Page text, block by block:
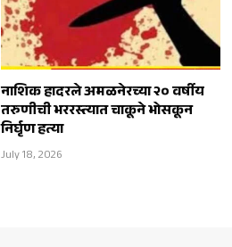
नाशिक हादरले अमळनेरच्या २० वर्षीय
तरुणीची भररस्त्यात चाकूने भोसकून
निर्घृण हत्या
July 18, 2026